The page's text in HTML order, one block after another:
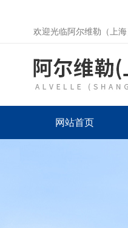
欢迎光临阿尔维勒（上
网站首页